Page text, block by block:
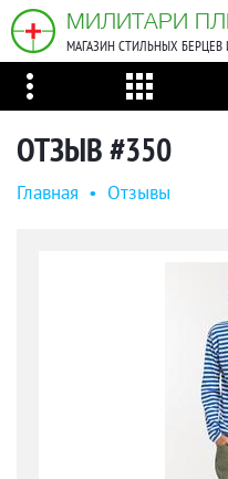
МИЛИТАРИ
МАГАЗИН СТИЛЬНЫХ
ОТЗЫВ #350
Главная • Oтзывы